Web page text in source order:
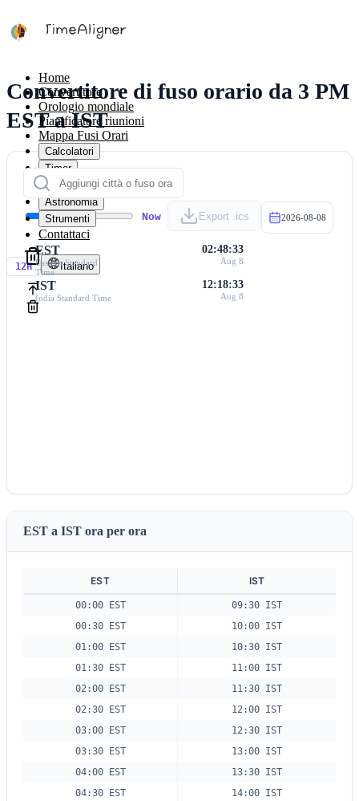
Home
Convertitore
Orologio mondiale
Pianificatore riunioni
Mappa Fusi Orari
Calcolatori
Timer
Calendario
Astronomia
Strumenti
Contattaci
12H Italiano
Convertitore di fuso orario da 3 PM
EST a IST
Now Export .ics 2026-08-08
EST
Eastern Standard
Time
02:48:33
Aug 8
IST
India Standard Time
12:18:33
Aug 8
EST a IST ora per ora
EST IST
00:00 EST
09:30 IST
00:30 EST
10:00 IST
01:00 EST
10:30 IST
01:30 EST
11:00 IST
02:00 EST
11:30 IST
02:30 EST
12:00 IST
03:00 EST
12:30 IST
03:30 EST
13:00 IST
04:00 EST
13:30 IST
04:30 EST
14:00 IST